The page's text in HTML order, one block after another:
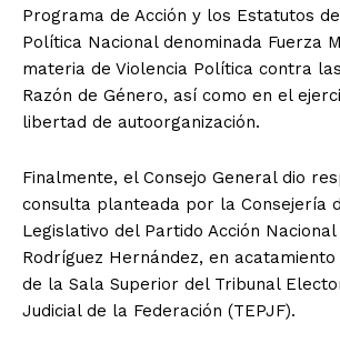
Programa de Acción y los Estatutos
Política Nacional denominada Fuerza
materia de Violencia Política contra
Razón de Género, así como en el
libertad de autoorganización.
Finalmente, el Consejo General dio
consulta planteada por la Consejería
Legislativo del Partido Acción Nacional
Rodríguez Hernández, en
de la Sala Superior del Tribunal
Judicial de la Federación (TEPJF).